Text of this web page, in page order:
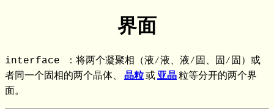
界面
interface ：将两个凝聚相（液∕液、液∕固、固∕固）或
者同一个固相的两个晶体、
晶粒或亚晶粒等分开的两个界
面。